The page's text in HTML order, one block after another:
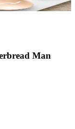
Man